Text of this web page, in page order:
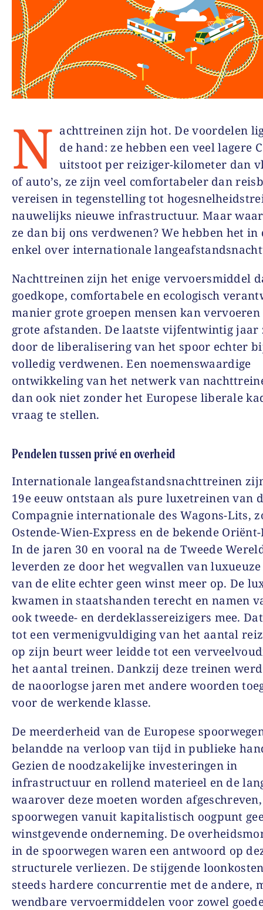
N achttreinen zijn hot. De voordelen
de hand: ze hebben een veel lagere
uitstoot per reiziger-kilometer dan
of auto’s, ze zijn veel comfortabeler dan
vereisen in tegenstelling tot
nauwelijks nieuwe infrastructuur. Maar
ze dan bij ons verdwenen? We hebben het
enkel over internationale
Nachttreinen zijn het enige vervoersmiddel
goedkope, comfortabele en ecologisch
manier grote groepen mensen kan
grote afstanden. De laatste vijfentwintig jaar
door de liberalisering van het spoor echter
volledig verdwenen. Een noemenswaardige
ontwikkeling van het netwerk van
dan ook niet zonder het Europese liberale
vraag te stellen.
Pendelen tussen privé en overheid
Internationale langeafstandsnachttreinen
19e eeuw ontstaan als pure luxetreinen van
Compagnie internationale des Wagons-Lits,
Ostende-Wien-Express en de bekende
In de jaren 30 en vooral na de Tweede
leverden ze door het wegvallen van
van de elite echter geen winst meer op. De
kwamen in staatshanden terecht en namen
ook tweede- en derdeklassereizigers mee.
tot een vermenigvuldiging van het aantal
op zijn beurt weer leidde tot een
het aantal treinen. Dankzij deze treinen
de naoorlogse jaren met andere woorden
voor de werkende klasse.
De meerderheid van de Europese
belandde na verloop van tijd in publieke
Gezien de noodzakelijke investeringen in
infrastructuur en rollend materieel en de
waarover deze moeten worden
spoorwegen vanuit kapitalistisch oogpunt
winstgevende onderneming. De
in de spoorwegen waren een antwoord op
structurele verliezen. De stijgende
steeds hardere concurrentie met de andere,
wendbare vervoermiddelen voor zowel